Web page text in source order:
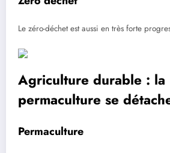
Le zéro-déchet est aussi en très forte
Agriculture durable : la
permaculture se
Permaculture